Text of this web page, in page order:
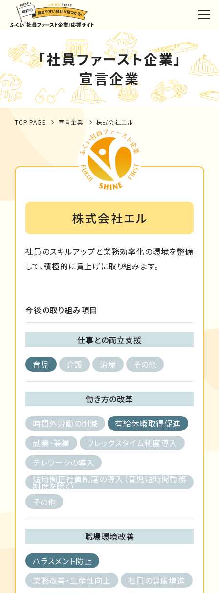
「社員ファースト企業」
宣言企業
TOP PAGE 宣言企業 株式会社エル
株式会社エル
社員のスキルアップと業務効率化の環境を整備
して、積極的に賃上げに取り組みます。
今後の取り組み項目
仕事との両立支援
育児 介護 治療 その他
働き方の改革
時間外労働の削減
有給休暇取得促進
副業・兼業
フレックスタイム制度導入
テレワークの導入
短時間正社員制度の導入（育児短時間勤務
制度を除く）
その他
職場環境改善
ハラスメント防止
業務改善・生産性向上
社員の健康増進